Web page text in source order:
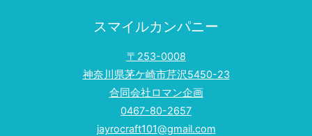
スマイルカンパニー
〒253-0008
神奈川県茅ケ崎市芹沢5450-23
合同会社ロマン企画
0467-80-2657
jayrocraft101@gmail.com